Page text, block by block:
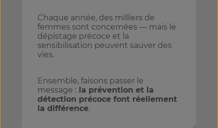
Chaque année, des milliers de
femmes sont concernées — mais le
dépistage précoce et la
sensibilisation peuvent sauver des
vies.
Ensemble, faisons passer le
message :la prévention et la
détection précoce font réellement
la différence.